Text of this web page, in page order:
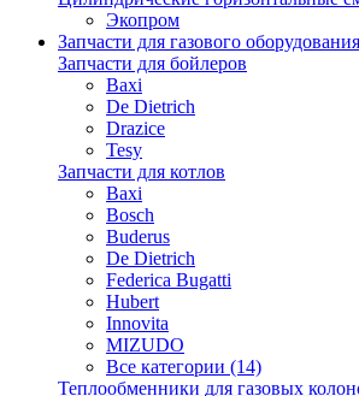
Экопром
Запчасти для газового оборудования
Запчасти для бойлеров
Baxi
De Dietrich
Drazice
Tesy
Запчасти для котлов
Baxi
Bosch
Buderus
De Dietrich
Federica Bugatti
Hubert
Innovita
MIZUDO
Все категории (14)
Теплообменники для газовых